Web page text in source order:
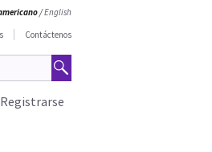
/English
Contáctenos
Registrarse